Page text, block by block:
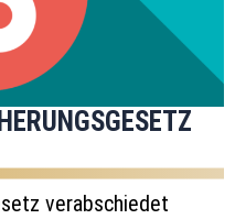
verabschiedet